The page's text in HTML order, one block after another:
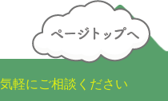
軽にご相談ください